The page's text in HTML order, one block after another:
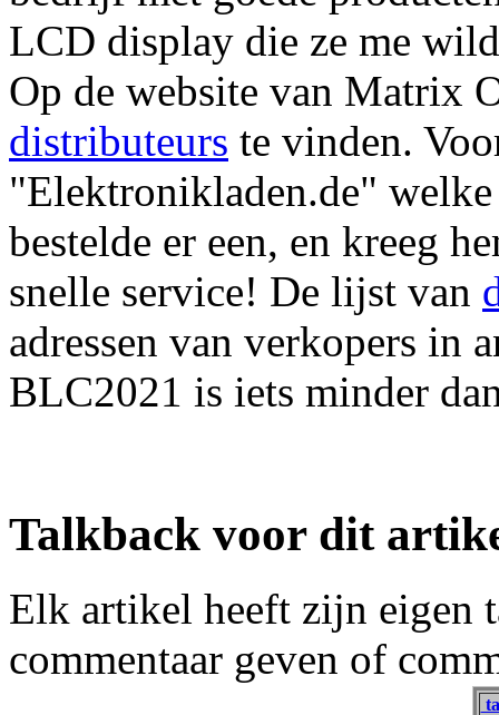
LCD display die ze me
Op de website van Matrix
distributeurs te vinden.
"Elektronikladen.de"
bestelde er een, en kreeg
snelle service! De lijst van
adressen van verkopers in
BLC2021 is iets minder
Talkback voor dit
Elk artikel heeft zijn eigen
commentaar geven of